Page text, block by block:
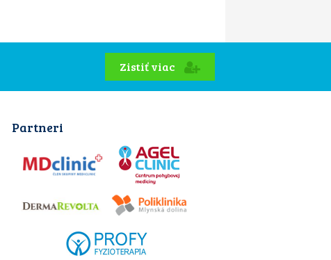
Zistiť viac
Partneri